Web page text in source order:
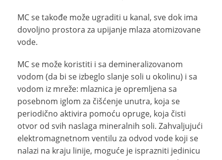
MC se takođe može ugraditi u kanal, sve dok ima
dovoljno prostora za upijanje mlaza atomizovane
vode.
MC se može koristiti i sa demineralizovanom
vodom (da bi se izbeglo slanje soli u okolinu) i sa
vodom iz mreže: mlaznica je opremljena sa
posebnom iglom za čišćenje unutra, koja se
periodično aktivira pomoću opruge, koja čisti
otvor od svih naslaga mineralnih soli. Zahvaljujući
elektromagnetnom ventilu za odvod vode koji se
nalazi na kraju linije, moguće je isprazniti jedinicu